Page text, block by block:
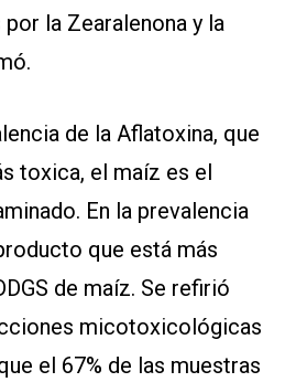
la Zearalenona y la
de la Aflatoxina, que
toxica, el maíz es el
En la prevalencia
que está más
de maíz. Se refirió
micotoxicológicas
el 67% de las muestras